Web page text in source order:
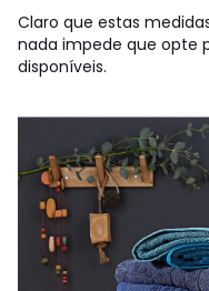
Claro que estas
nada impede que opte
disponíveis.